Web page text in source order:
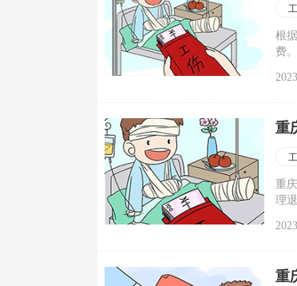
根
费。
重
重
理
基
重